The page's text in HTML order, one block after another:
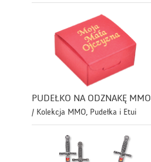
PUDEŁKO NA ODZNAKĘ MMO
/ Kolekcja MMO, Pudełka i Etui